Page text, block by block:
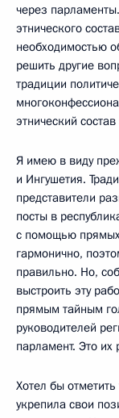
через
этнического
необходимостью
решить другие
традиции
этнический
Я имею в виду
и Ингушетия.
представители
посты в
с помощью
гармонично,
правильно. Но,
выстроить эту
прямым тайным
руководителей
парламент. Это их
Хотел бы
укрепила свои